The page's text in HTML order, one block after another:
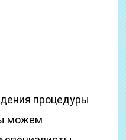
процедуры
можем